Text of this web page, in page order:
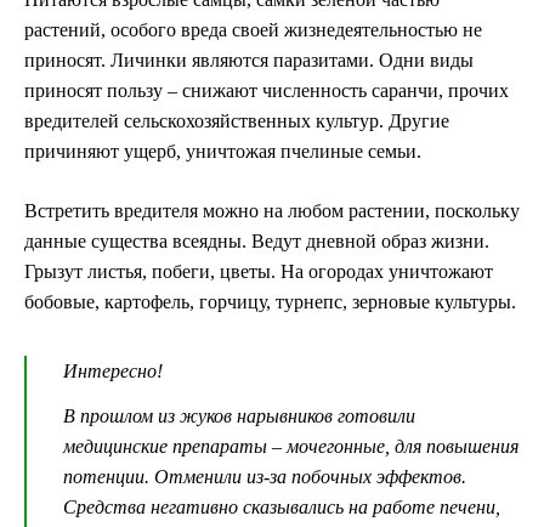
растений, особого вреда своей жизнедеятельностью не
приносят. Личинки являются паразитами. Одни виды
приносят пользу – снижают численность саранчи, прочих
вредителей сельскохозяйственных культур. Другие
причиняют ущерб, уничтожая пчелиные семьи.
Встретить вредителя можно на любом растении, поскольку
данные существа всеядны. Ведут дневной образ жизни.
Грызут листья, побеги, цветы. На огородах уничтожают
бобовые, картофель, горчицу, турнепс, зерновые культуры.
Интересно!
В прошлом из жуков нарывников готовили
медицинские препараты – мочегонные, для повышения
потенции. Отменили из-за побочных эффектов.
Средства негативно сказывались на работе печени,